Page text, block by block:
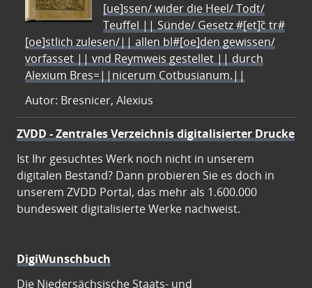
[ue]ssen/ wider die Heel/ Todt/
Teuffel || Sünde/ Gesetz #[et]c̃ tr#
[oe]stlich zulesen/|| allen bl#[oe]den gewissen/
vorfasset || vnd Reymweis gestellet || durch
Alexium Bres=||nicerum Cotbusianum.||
Autor: Bresnicer, Alexius
ZVDD - Zentrales Verzeichnis digitalisierter Drucke
Ist Ihr gesuchtes Werk noch nicht in unserem
digitalen Bestand? Dann probieren Sie es doch in
unserem ZVDD Portal, das mehr als 1.600.000
bundesweit digitalisierte Werke nachweist.
DigiWunschbuch
Die Niedersächsische Staats- und